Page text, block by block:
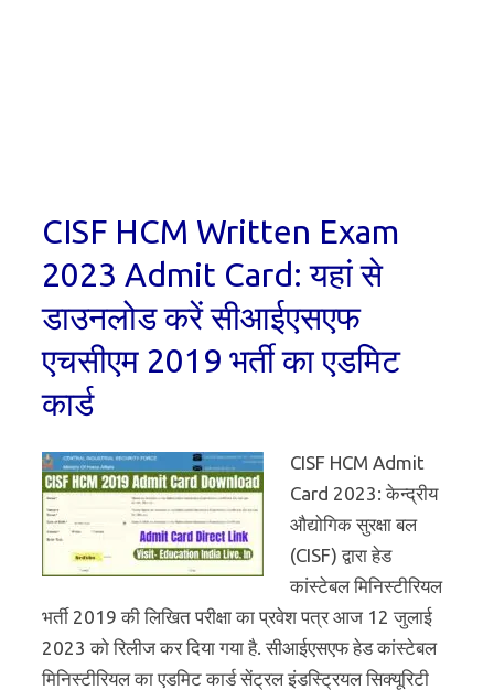
CISF HCM Written Exam
2023 Admit Card: यहां से
डाउनलोड करें सीआईएसएफ
एचसीएम 2019 भर्ती का एडमिट
कार्ड
CISF HCM Admit
Card 2023: केन्द्रीय
औद्योगिक सुरक्षा बल
(CISF) द्वारा हेड
कांस्टेबल मिनिस्टीरियल
भर्ती 2019 की लिखित परीक्षा का प्रवेश पत्र आज 12 जुलाई
2023 को रिलीज कर दिया गया है. सीआईएसएफ हेड कांस्टेबल
मिनिस्टीरियल का एडमिट कार्ड सेंट्रल इंडस्ट्रियल सिक्यूरिटी